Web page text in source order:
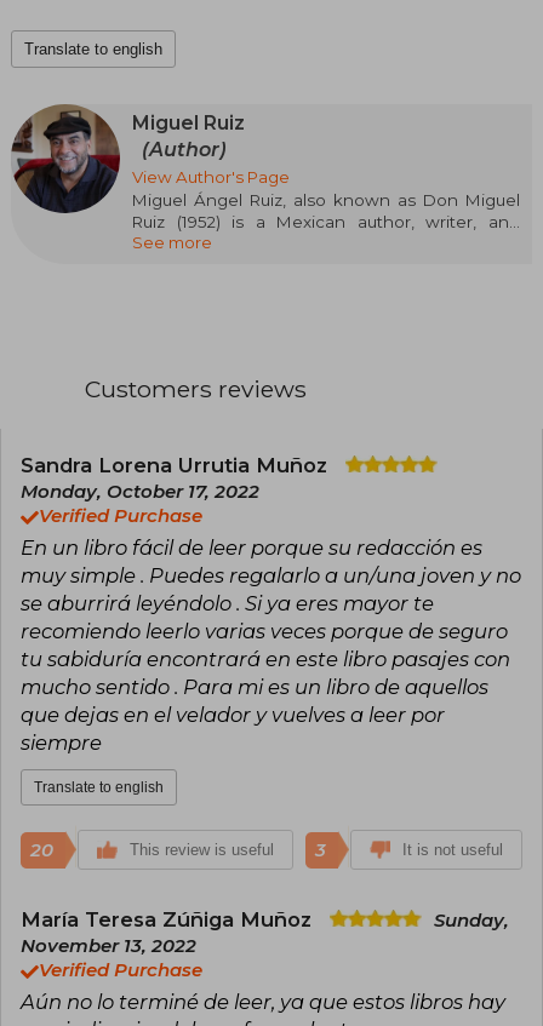
Translate to english
Miguel Ruiz
(Author)
View Author's Page
Miguel Ángel Ruiz, also known as Don Miguel
Ruiz (1952) is a Mexican author, writer, and
speaker on spiritualist or neo-shamanic topics
1) Be impeccable with your words.
2) Don't take anything personally.
3) Don't make assumptions.
4) Always do your best.
See more
Customers reviews
Sandra Lorena Urrutia Muñoz
Monday, October 17, 2022
Verified Purchase
En un libro fácil de leer porque su redacción es
muy simple . Puedes regalarlo a un/una joven y no
se aburrirá leyéndolo . Si ya eres mayor te
recomiendo leerlo varias veces porque de seguro
tu sabiduría encontrará en este libro pasajes con
mucho sentido . Para mi es un libro de aquellos
que dejas en el velador y vuelves a leer por
siempre
Translate to english
20 This review is useful 3 It is not useful
María Teresa Zúñiga Muñoz
Sunday,
November 13, 2022
Verified Purchase
Aún no lo terminé de leer, ya que estos libros hay